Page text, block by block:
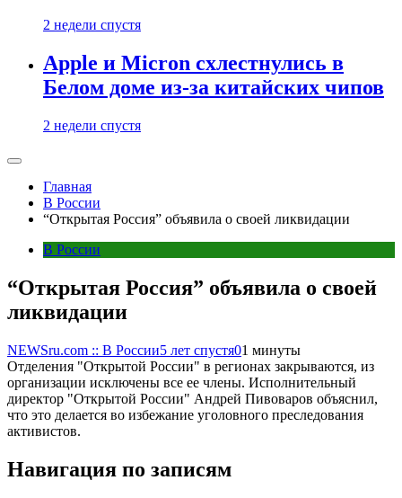
2 недели спустя
Apple и Micron схлестнулись в
Белом доме из-за китайских чипов
2 недели спустя
Главная
В России
“Открытая Россия” объявила о своей ликвидации
В России
“Открытая Россия” объявила о своей
ликвидации
NEWSru.com :: В России5 лет спустя01 минуты
Отделения "Открытой России" в регионах закрываются, из
организации исключены все ее члены. Исполнительный
директор "Открытой России" Андрей Пивоваров объяснил,
что это делается во избежание уголовного преследования
активистов.
Навигация по записям